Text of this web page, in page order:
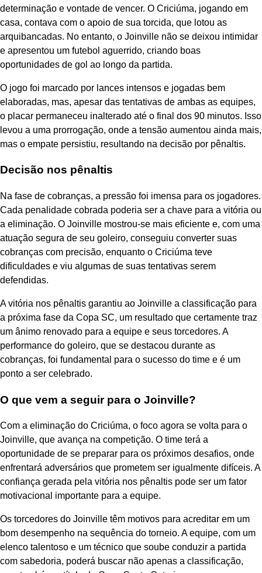
determinação e vontade de vencer. O Criciúma, jogando em
casa, contava com o apoio de sua torcida, que lotou as
arquibancadas. No entanto, o Joinville não se deixou intimidar
e apresentou um futebol aguerrido, criando boas
oportunidades de gol ao longo da partida.
O jogo foi marcado por lances intensos e jogadas bem
elaboradas, mas, apesar das tentativas de ambas as equipes,
o placar permaneceu inalterado até o final dos 90 minutos. Isso
levou a uma prorrogação, onde a tensão aumentou ainda mais,
mas o empate persistiu, resultando na decisão por pênaltis.
Decisão nos pênaltis
Na fase de cobranças, a pressão foi imensa para os jogadores.
Cada penalidade cobrada poderia ser a chave para a vitória ou
a eliminação. O Joinville mostrou-se mais eficiente e, com uma
atuação segura de seu goleiro, conseguiu converter suas
cobranças com precisão, enquanto o Criciúma teve
dificuldades e viu algumas de suas tentativas serem
defendidas.
A vitória nos pênaltis garantiu ao Joinville a classificação para
a próxima fase da Copa SC, um resultado que certamente traz
um ânimo renovado para a equipe e seus torcedores. A
performance do goleiro, que se destacou durante as
cobranças, foi fundamental para o sucesso do time e é um
ponto a ser celebrado.
O que vem a seguir para o Joinville?
Com a eliminação do Criciúma, o foco agora se volta para o
Joinville, que avança na competição. O time terá a
oportunidade de se preparar para os próximos desafios, onde
enfrentará adversários que prometem ser igualmente difíceis. A
confiança gerada pela vitória nos pênaltis pode ser um fator
motivacional importante para a equipe.
Os torcedores do Joinville têm motivos para acreditar em um
bom desempenho na sequência do torneio. A equipe, com um
elenco talentoso e um técnico que soube conduzir a partida
com sabedoria, poderá buscar não apenas a classificação,